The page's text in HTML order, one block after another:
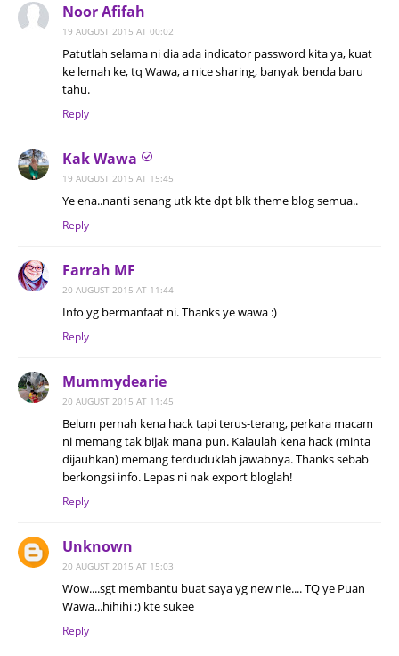
Noor Afifah
19 AUGUST 2015 AT 00:02
Patutlah selama ni dia ada indicator password kita ya, kuat
ke lemah ke, tq Wawa, a nice sharing, banyak benda baru
tahu.
Reply
Kak Wawa
19 AUGUST 2015 AT 15:45
Ye ena..nanti senang utk kte dpt blk theme blog semua..
Reply
Farrah MF
20 AUGUST 2015 AT 11:44
Info yg bermanfaat ni. Thanks ye wawa :)
Reply
Mummydearie
20 AUGUST 2015 AT 11:45
Belum pernah kena hack tapi terus-terang, perkara macam
ni memang tak bijak mana pun. Kalaulah kena hack (minta
dijauhkan) memang terduduklah jawabnya. Thanks sebab
berkongsi info. Lepas ni nak export bloglah!
Reply
Unknown
20 AUGUST 2015 AT 15:03
Wow....sgt membantu buat saya yg new nie.... TQ ye Puan
Wawa...hihihi ;) kte sukee
Reply